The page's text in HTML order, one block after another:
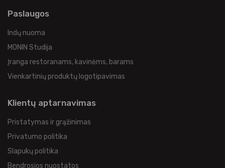
Paslaugos
Indų nuoma
MONIN Studija
Įranga restoranams, kavinėms, barams
Vienkartinių produktų logotipavimas
Klientų aptarnavimas
Pristatymas ir grąžinimas
Privatumo politika
Slapukų politika
Bendrosios nuostatos